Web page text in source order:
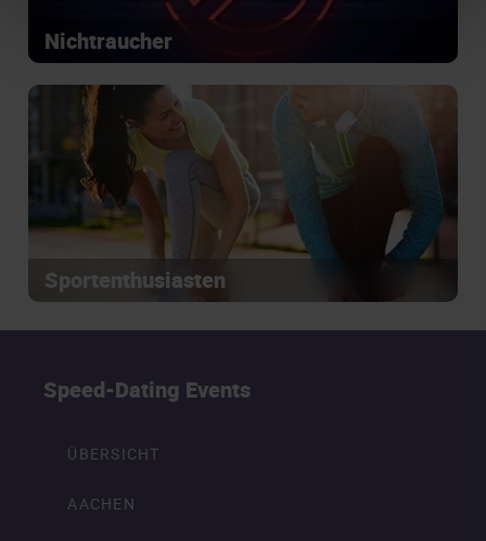
Nichtraucher
Sportenthusiasten
Speed-Dating Events
ÜBERSICHT
AACHEN